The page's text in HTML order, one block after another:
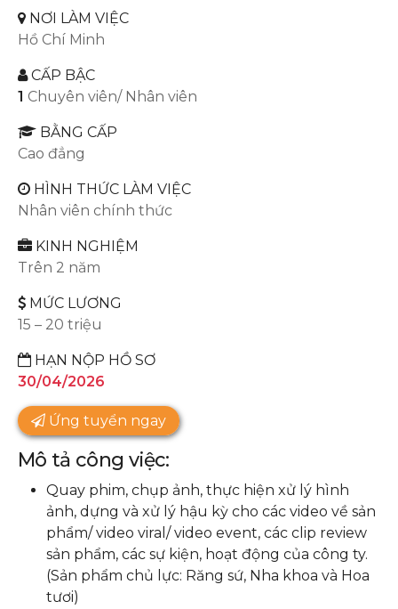
NƠI LÀM VIỆC
Hồ Chí Minh
CẤP BẬC
1 Chuyên viên/ Nhân viên
BẰNG CẤP
Cao đẳng
HÌNH THỨC LÀM VIỆC
Nhân viên chính thức
KINH NGHIỆM
Trên 2 năm
MỨC LƯƠNG
15 – 20 triệu
HẠN NỘP HỒ SƠ
30/04/2026
Ứng tuyển ngay
Mô tả công việc:
Quay phim, chụp ảnh, thực hiện xử lý hình
ảnh, dựng và xử lý hậu kỳ cho các video về sản
phẩm/ video viral/ video event, các clip review
sản phẩm, các sự kiện, hoạt động của công ty.
(Sản phẩm chủ lực: Răng sứ, Nha khoa và Hoa
tươi)